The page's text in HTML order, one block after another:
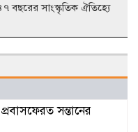
বছরের সাংস্কৃতিক ঐতিহ্যে
সন্তানের